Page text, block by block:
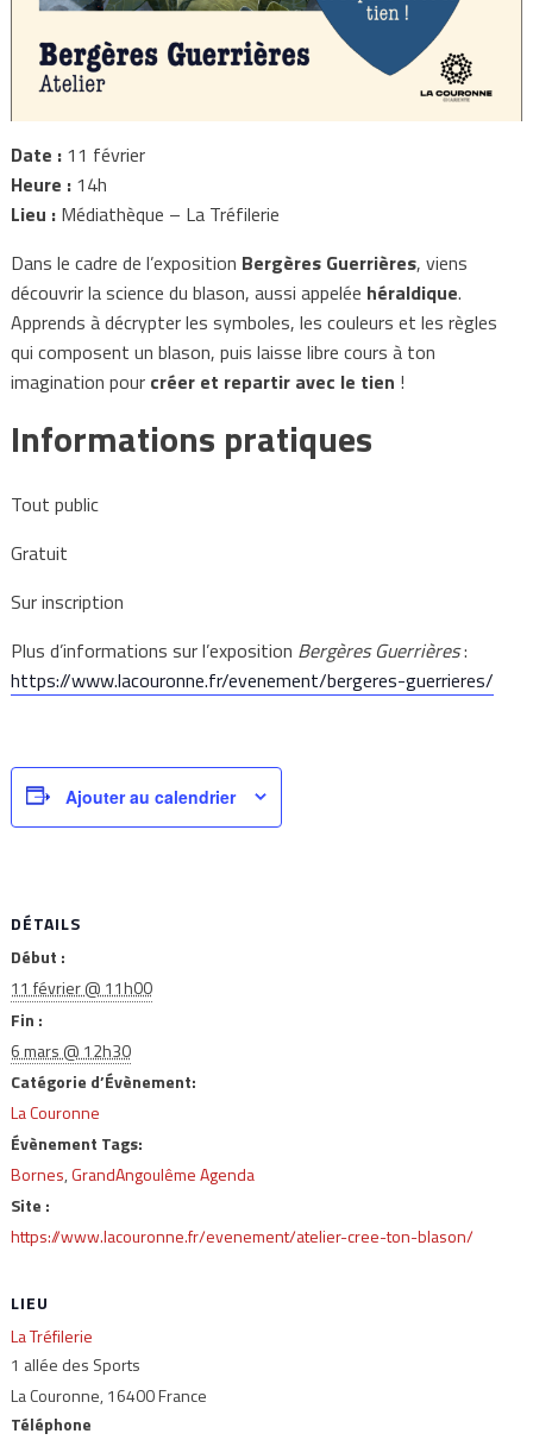
Date :11 février
Heure :14h
Lieu :Médiathèque – La Tréfilerie
Dans le cadre de l’exposition Bergères Guerrières, viens
découvrir la science du blason, aussi appelée héraldique.
Apprends à décrypter les symboles, les couleurs et les règles
qui composent un blason, puis laisse libre cours à ton
imagination pour créer et repartir avec le tien !
Informations pratiques
Tout public
Gratuit
Sur inscription
Plus d’informations sur l’exposition Bergères Guerrières:
https://www.lacouronne.fr/evenement/bergeres-guerrieres/
Ajouter au calendrier
DÉTAILS
Début :
11 février @ 11h00
Fin :
6 mars @ 12h30
Catégorie d’Évènement:
La Couronne
Évènement Tags:
Bornes,GrandAngoulême Agenda
Site :
https://www.lacouronne.fr/evenement/atelier-cree-ton-blason/
LIEU
La Tréfilerie
1 allée des Sports
La Couronne,16400France
Téléphone